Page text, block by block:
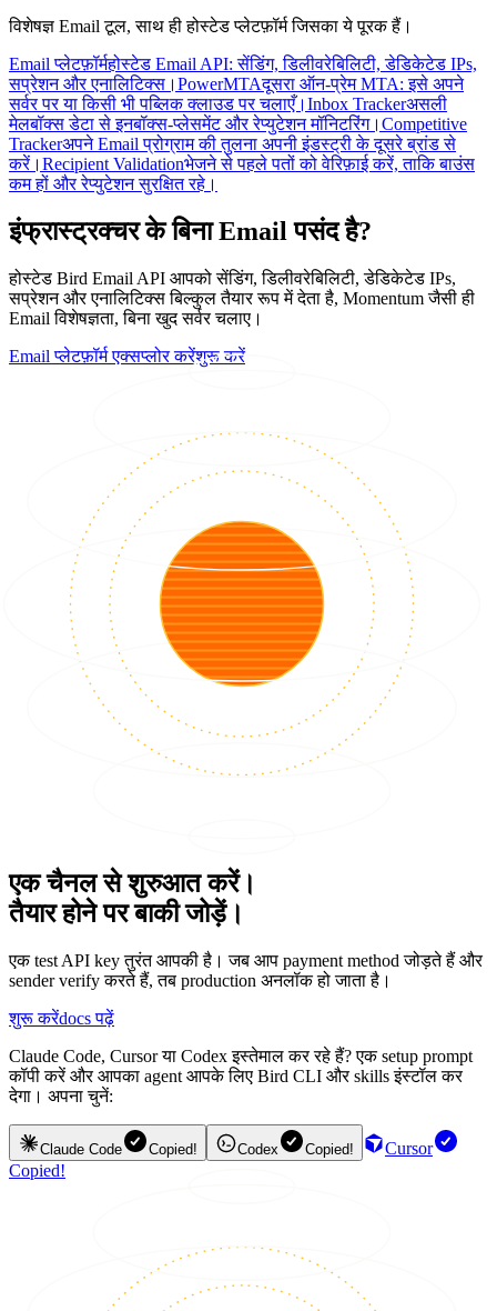
विशेषज्ञ Email टूल, साथ ही होस्टेड प्लेटफ़ॉर्म जिसका ये पूरक हैं।
Email प्लेटफ़ॉर्महोस्टेड Email API: सेंडिंग, डिलीवरेबिलिटी, डेडिकेटेड IPs,
सप्रेशन और एनालिटिक्स। PowerMTAदूसरा ऑन-प्रेम MTA: इसे अपने
सर्वर पर या किसी भी पब्लिक क्लाउड पर चलाएँ। Inbox Trackerअसली
मेलबॉक्स डेटा से इनबॉक्स-प्लेसमेंट और रेप्युटेशन मॉनिटरिंग। Competitive
Trackerअपने Email प्रोग्राम की तुलना अपनी इंडस्ट्री के दूसरे ब्रांड से
करें। Recipient Validationभेजने से पहले पतों को वेरिफ़ाई करें, ताकि बाउंस
कम हों और रेप्युटेशन सुरक्षित रहे।
इंफ्रास्ट्रक्चर के बिना Email पसंद है?
होस्टेड Bird Email API आपको सेंडिंग, डिलीवरेबिलिटी, डेडिकेटेड IPs,
सप्रेशन और एनालिटिक्स बिल्कुल तैयार रूप में देता है, Momentum जैसी ही
Email विशेषज्ञता, बिना खुद सर्वर चलाए।
Email प्लेटफ़ॉर्म एक्सप्लोर करेंशुरू करें
एक चैनल से शुरुआत करें।
तैयार होने पर बाकी जोड़ें।
एक test API key तुरंत आपकी है। जब आप payment method जोड़ते हैं और
sender verify करते हैं, तब production अनलॉक हो जाता है।
शुरू करेंdocs पढ़ें
Claude Code, Cursor या Codex इस्तेमाल कर रहे हैं? एक setup prompt
कॉपी करें और आपका agent आपके लिए Bird CLI और skills इंस्टॉल कर
देगा। अपना चुनें:
Claude Code Copied! Codex Copied!
Cursor
Copied!